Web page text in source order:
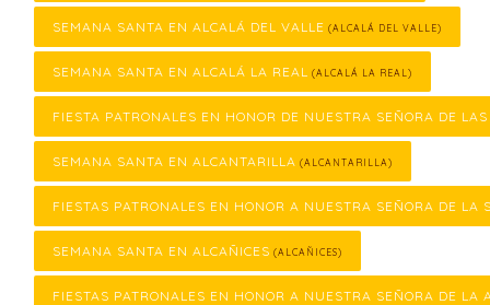
SEMANA SANTA EN ALCALÁ DEL VALLE (ALCALÁ DEL VALLE)
SEMANA SANTA EN ALCALÁ LA REAL (ALCALÁ LA REAL)
FIESTA PATRONALES EN HONOR DE NUESTRA SEÑORA DE LAS
SEMANA SANTA EN ALCANTARILLA (ALCANTARILLA)
FIESTAS PATRONALES EN HONOR A NUESTRA SEÑORA DE LA
SEMANA SANTA EN ALCAÑICES (ALCAÑICES)
FIESTAS PATRONALES EN HONOR A NUESTRA SEÑORA DE LA